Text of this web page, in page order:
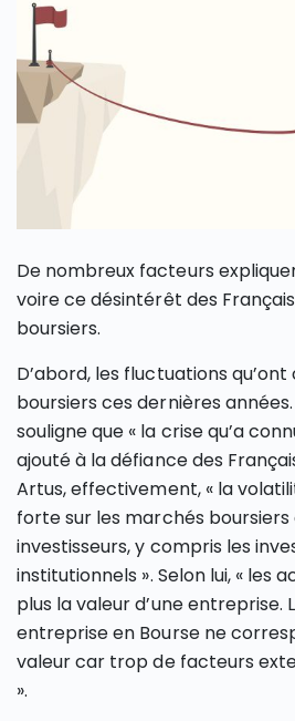
De nombreux facteurs
voire ce désintérêt des
boursiers.
D’abord, les fluctuations
boursiers ces dernières
souligne que « la crise qu’a
ajouté à la défiance des
Artus, effectivement, « la
forte sur les marchés boursiers
investisseurs, y compris les
institutionnels ». Selon lui, « les
plus la valeur d’une entreprise.
entreprise en Bourse ne
valeur car trop de facteurs
».